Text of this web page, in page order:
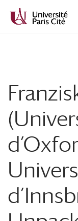
contenu